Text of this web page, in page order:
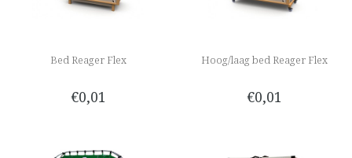
Bed Reager Flex
€0,01
Hoog/laag bed Reager Flex
€0,01